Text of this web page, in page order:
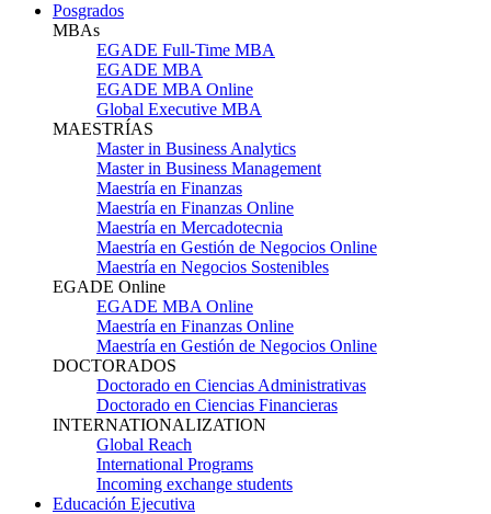
Posgrados
MBAs
EGADE Full-Time MBA
EGADE MBA
EGADE MBA Online
Global Executive MBA
MAESTRÍAS
Master in Business Analytics
Master in Business Management
Maestría en Finanzas
Maestría en Finanzas Online
Maestría en Mercadotecnia
Maestría en Gestión de Negocios Online
Maestría en Negocios Sostenibles
EGADE Online
EGADE MBA Online
Maestría en Finanzas Online
Maestría en Gestión de Negocios Online
DOCTORADOS
Doctorado en Ciencias Administrativas
Doctorado en Ciencias Financieras
INTERNATIONALIZATION
Global Reach
International Programs
Incoming exchange students
Educación Ejecutiva